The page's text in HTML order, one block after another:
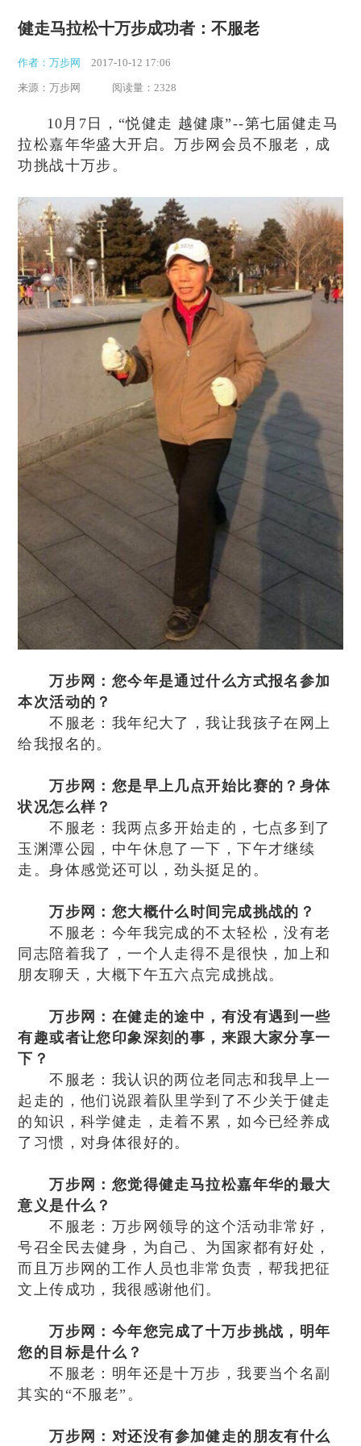
健走马拉松十万步成功者：不服老
作者：万步网 2017-10-12 17:06
来源：万步网 阅读量：2328
10月7日，“悦健走 越健康”--第七届健走马
拉松嘉年华盛大开启。万步网会员不服老，成
功挑战十万步。
万步网：您今年是通过什么方式报名参加
本次活动的？
不服老：我年纪大了，我让我孩子在网上
给我报名的。
万步网：您是早上几点开始比赛的？身体
状况怎么样？
不服老：我两点多开始走的，七点多到了
玉渊潭公园，中午休息了一下，下午才继续
走。身体感觉还可以，劲头挺足的。
万步网：您大概什么时间完成挑战的？
不服老：今年我完成的不太轻松，没有老
同志陪着我了，一个人走得不是很快，加上和
朋友聊天，大概下午五六点完成挑战。
万步网：在健走的途中，有没有遇到一些
有趣或者让您印象深刻的事，来跟大家分享一
下？
不服老：我认识的两位老同志和我早上一
起走的，他们说跟着队里学到了不少关于健走
的知识，科学健走，走着不累，如今已经养成
了习惯，对身体很好的。
万步网：您觉得健走马拉松嘉年华的最大
意义是什么？
不服老：万步网领导的这个活动非常好，
号召全民去健身，为自己、为国家都有好处，
而且万步网的工作人员也非常负责，帮我把征
文上传成功，我很感谢他们。
万步网：今年您完成了十万步挑战，明年
您的目标是什么？
不服老：明年还是十万步，我要当个名副
其实的“不服老”。
万步网：对还没有参加健走的朋友有什么